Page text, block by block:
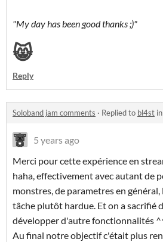
"My day has been good thanks ;)"
😸
Reply
Soloband jam comments · Replied to bl4st in
5 years ago
Merci pour cette expérience en
haha, effectivement avec autant de
monstres, de parametres en
tâche plutôt hardue. Et on a sacrifié
développer d'autre fonctionnalités
Au final notre objectif c'était plus